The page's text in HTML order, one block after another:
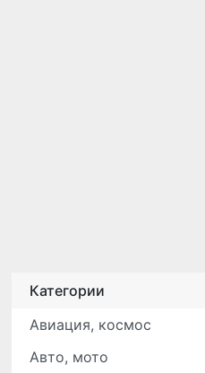
Категории
Авиация, космос
Авто, мото